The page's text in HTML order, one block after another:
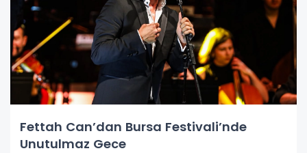
Fettah Can’dan Bursa Festivali’nde
Unutulmaz Gece